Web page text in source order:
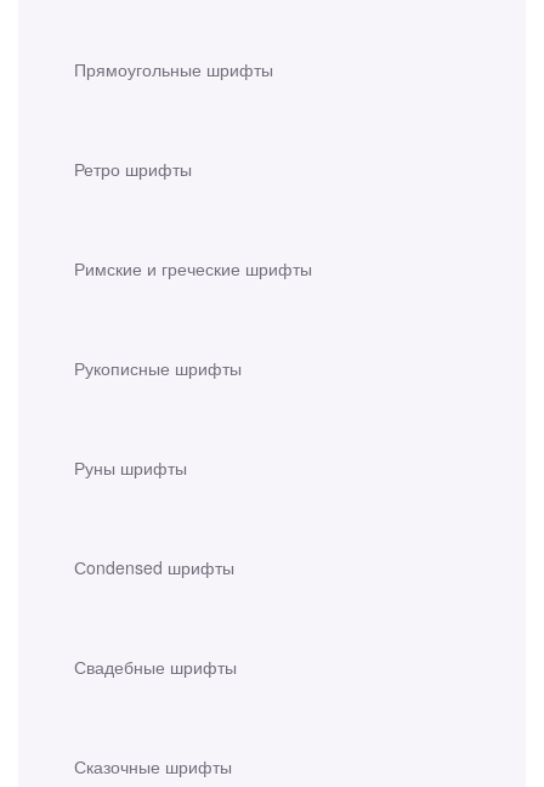
Прямоугольные шрифты
Ретро шрифты
Римские и греческие шрифты
Рукописные шрифты
Руны шрифты
Сondensed шрифты
Свадебные шрифты
Сказочные шрифты